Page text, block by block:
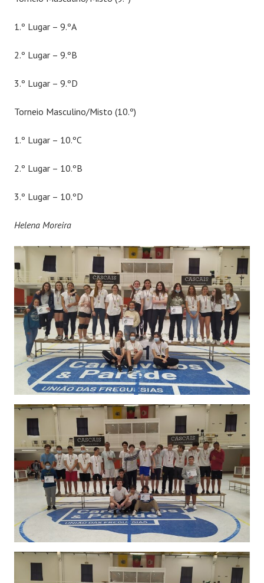
1.º Lugar – 9.ºA
2.º Lugar – 9.ºB
3.º Lugar – 9.ºD
Torneio Masculino/Misto (10.º)
1.º Lugar – 10.ºC
2.º Lugar – 10.ºB
3.º Lugar – 10.ºD
Helena Moreira